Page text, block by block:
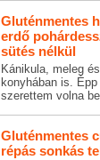
Gluténmentes
erdő
sütés nélkül
Kánikula, meleg
konyhában is.
szerettem volna
Gluténmentes
répás sonkás